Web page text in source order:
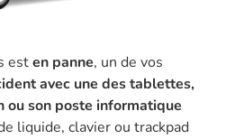
esten panne, un de vos
avec une des tablettes,
ou son poste informatique
liquide, clavier ou trackpad